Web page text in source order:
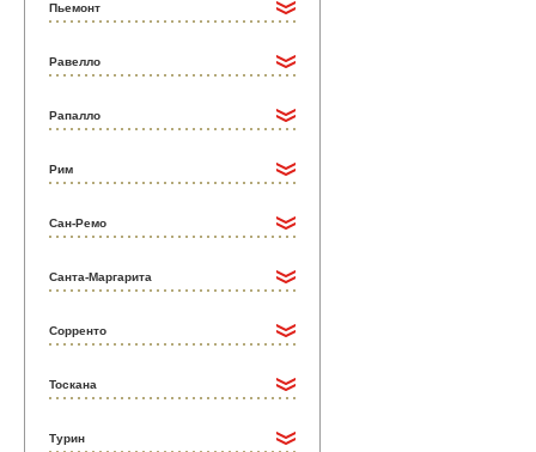
Пьемонт
Равелло
Рапалло
Рим
Сан-Ремо
Санта-Маргарита
Сорренто
Тоскана
Турин